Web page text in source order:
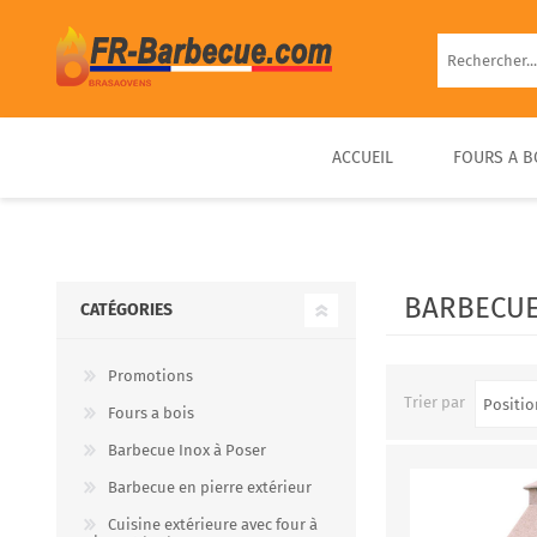
ACCUEIL FOURS A
D’EXTÉRIEUR COMPACT &
PORTABLE
PRÊT À UTILISER
Trier par
CATÉGORIES
Promotions
Fours a bois
Barbecue Inox à Poser
Barbecue en pierre extérieur
Cuisine extérieure avec four à